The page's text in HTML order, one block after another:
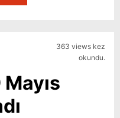
363 views kez
okundu.